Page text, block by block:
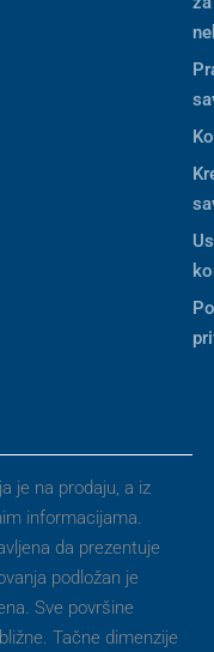
je na prodaju, a iz
informacijama.
da prezentuje
podložan je
Sve površine
Tačne dimenzije